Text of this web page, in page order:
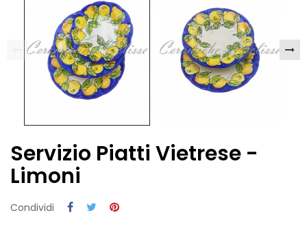
Servizio Piatti Vietrese -
Limoni
Condividi